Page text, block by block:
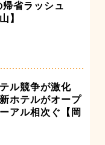
省ラッシュ
】
ル競争が激化
ホテルがオープ
アル相次ぐ【岡